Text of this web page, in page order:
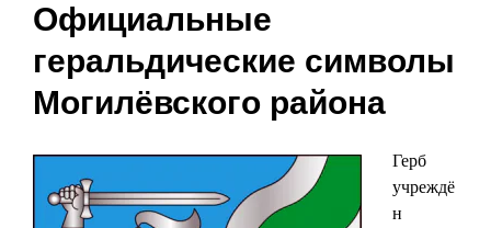
Официальные
геральдические символы
Могилёвского района
Герб
учреждё
н